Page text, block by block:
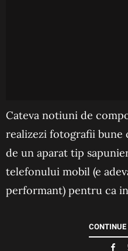
Cateva notiuni de
realizezi fotografii bune
de un aparat tip
telefonului mobil (e
performant) pentru ca
CONTINUE